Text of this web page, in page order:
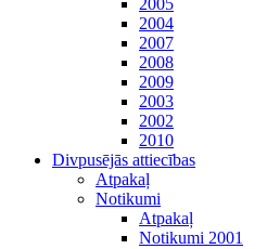
2005
2004
2007
2008
2009
2003
2002
2010
Divpusējās attiecības
Atpakaļ
Notikumi
Atpakaļ
Notikumi 2001